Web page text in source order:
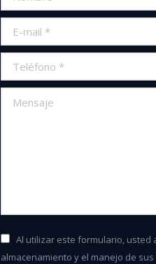
E-mail *
Teléfono *
Mensaje
Al utilizar este formulario, usted
almacenamiento y el manejo de